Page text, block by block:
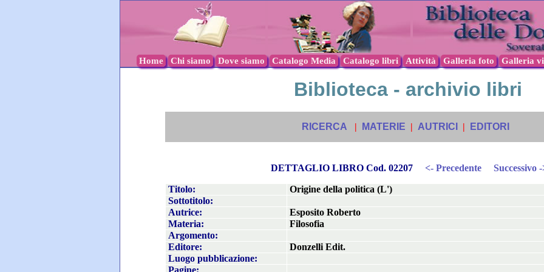
Home Chi siamo Dove siamo Catalogo Media Catalogo libri Attività Galleria foto Galleria
Biblioteca - archivio libri
RICERCA | MATERIE | AUTRICI | EDITORI
DETTAGLIO LIBRO Cod. 02207 <- Precedente Successivo
Titolo:
Origine della politica (L')
Sottotitolo:
Autrice:
Esposito Roberto
Materia:
Filosofia
Argomento:
Editore:
Donzelli Edit.
Luogo pubblicazione:
Pagine: